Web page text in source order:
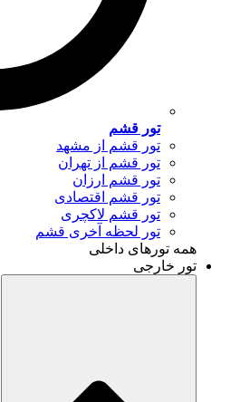
تور قشم
تور قشم از مشهد
تور قشم از تهران
تور قشم ارزان
تور قشم اقتصادی
تور قشم لاکچری
تور لحظه آخری قشم
همه تورهای داخلی
تور خارجی